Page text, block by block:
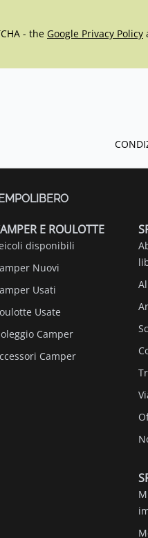
- the Google Privacy Policy
E ROULOTTE
disponibili
Nuovi
Usati
Usate
Camper
Camper